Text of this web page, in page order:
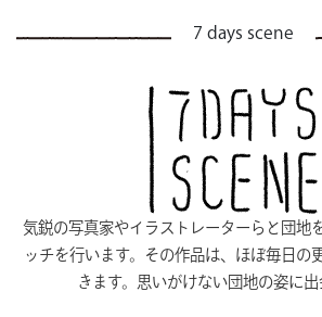
7 days scene
気鋭の写真家やイラストレーターらと団地
ッチを行います。その作品は、ほぼ毎日の
きます。思いがけない団地の姿に出